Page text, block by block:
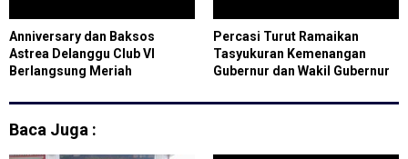
Anniversary dan Baksos
Astrea Delanggu Club VI
Berlangsung Meriah
Percasi Turut Ramaikan
Tasyukuran Kemenangan
Gubernur dan Wakil Gubernur
Baca Juga :